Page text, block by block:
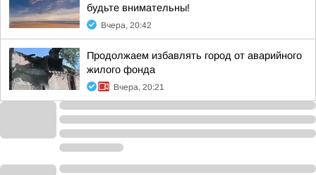
будьте внимательны!
Вчера, 20:42
Продолжаем избавлять город от аварийного
жилого фонда
Вчера, 20:21